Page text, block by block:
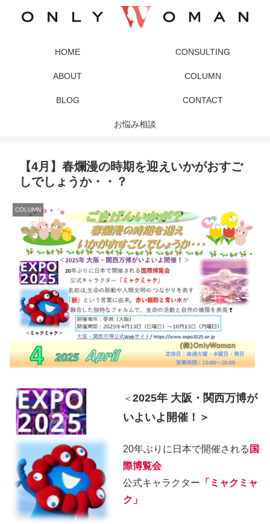
HOME CONSULTING
ABOUT COLUMN
BLOG CONTACT
お悩み相談
【4月】春爛漫の時期を迎えいかがおすご
しでしょうか・・？
COLUMN
＜ 2025年 大阪・関西万博が
いよいよ開催！＞
20年ぶりに日本で開催される 国
際博覧会
公式キャラクター 「ミャクミャ
ク」